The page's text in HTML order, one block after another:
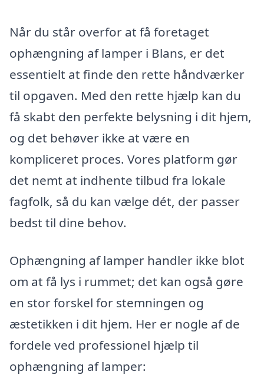
Når du står overfor at få foretaget
ophængning af lamper i Blans, er det
essentielt at finde den rette håndværker
til opgaven. Med den rette hjælp kan du
få skabt den perfekte belysning i dit hjem,
og det behøver ikke at være en
kompliceret proces. Vores platform gør
det nemt at indhente tilbud fra lokale
fagfolk, så du kan vælge dét, der passer
bedst til dine behov.
Ophængning af lamper handler ikke blot
om at få lys i rummet; det kan også gøre
en stor forskel for stemningen og
æstetikken i dit hjem. Her er nogle af de
fordele ved professionel hjælp til
ophængning af lamper: